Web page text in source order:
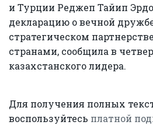
и Турции Реджеп Тайип
декларацию о вечной
стратегическом
странами, сообщила в
казахстанского лидера.
Для получения полных
воспользуйтесь платной